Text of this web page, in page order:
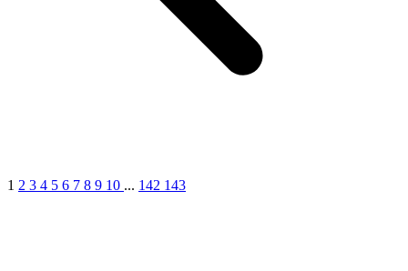
1 2 3 4 5 6 7 8 9 10 ... 142 143